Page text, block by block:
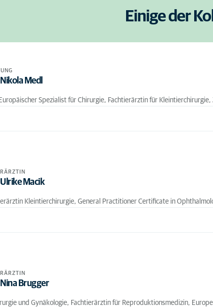
Einige der
Medl
Spezialist für Chirurgie, Fachtierärztin für
Ulrike Macik
Kleintierchirurgie, General Practitioner Certificate in
Nina Brugger
und Gynäkologie, Fachtierärztin für Reproduktionsmedizin,